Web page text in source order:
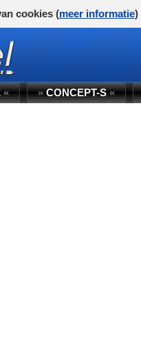
« »CONCEPT-S«
cookies (meer informatie)